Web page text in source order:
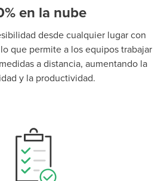
en la nube
desde cualquier lugar con
que permite a los equipos trabajar
a distancia, aumentando la
y la productividad.